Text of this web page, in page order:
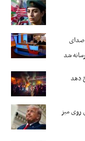
صدای
شد
دهد
روی میز